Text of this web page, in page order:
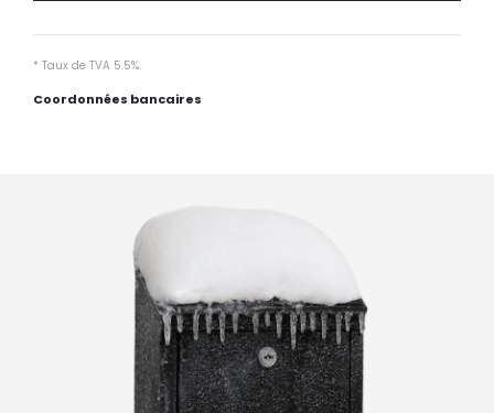
* Taux de TVA 5.5%.
Coordonnées bancaires